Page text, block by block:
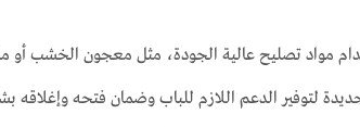
مواد تصليح عالية الجودة، مثل معجون الخشب أو
لتوفير الدعم اللازم للباب وضمان فتحه